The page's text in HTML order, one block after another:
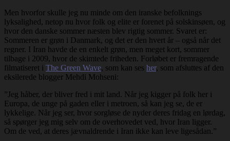
Men hvorfor skulle jeg nu minde om den iranske befolknings
lyksalighed, netop nu hvor folk og elite er forenet på solskinsøen, og
hvor den danske sommer næsten blev rigtig sommer. Svaret er:
Sommeren er grøn i Danmark, og det er den hvert år – også når det
regner. I Iran havde de en enkelt grøn, men meget kort, sommer
tilbage i 2009, hvor de skimtede friheden. Forløbet er fremragende
filmatiseret i The Green Wave, som kan ses her, som afsluttes af den
eksilerede blogger Mehdi Mohseni:
”Jeg håber, der bliver fred i mit land. Når jeg kigger på folk her i
Europa, de unge på gaden eller i metroen, så kan jeg se, de er
lykkelige. Når jeg ser, hvor sorgløse de nyder deres fridag en lørdag,
så spørger jeg mig selv om de overhovedet ved, hvor Iran ligger.
Om de ved, at deres jævnaldrende i Iran ikke kan leve ligesådan.”